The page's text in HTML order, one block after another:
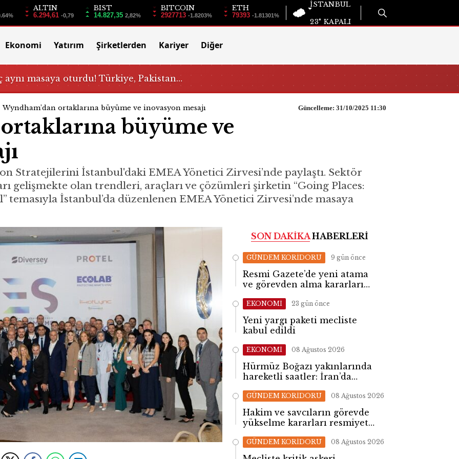
ALTIN
6.294,61 -0,79
BIST
14.827,35 2,82%
BITCOIN
2927713 -1.8203%
ETH
79393 -1.81301%
İSTANBUL
23° KAPALI
Ekonomi Yatırım Şirketlerden Kariyer Diğer
aynı masaya oturdu! Türkiye, Pakistan…
Wyndham’dan ortaklarına büyüme ve inovasyon mesajı Güncelleme: 31/10/2025 11:30
büyüme ve
Stratejilerini İstanbul'daki EMEA Yönetici Zirvesi’nde paylaştı. Sektör
gelişmekte olan trendleri, araçları ve çözümleri şirketin “Going Places:
İstanbul’da düzenlenen EMEA Yönetici Zirvesi’nde masaya
SON DAKİKAHABERLERİ
GÜNDEM KORİDORU 9 gün önce
Resmi Gazete’de yeni atama
ve görevden alma kararları
EKONOMİ 23 gün önce
Yeni yargı paketi mecliste
kabul edildi
EKONOMİ 08 Ağustos 2026
Hürmüz Boğazı yakınlarında
hareketli saatler: İran’da
GÜNDEM KORİDORU 08 Ağustos 2026
Hakim ve savcıların görevde
yükselme kararları resmiyet
GÜNDEM KORİDORU 08 Ağustos 2026